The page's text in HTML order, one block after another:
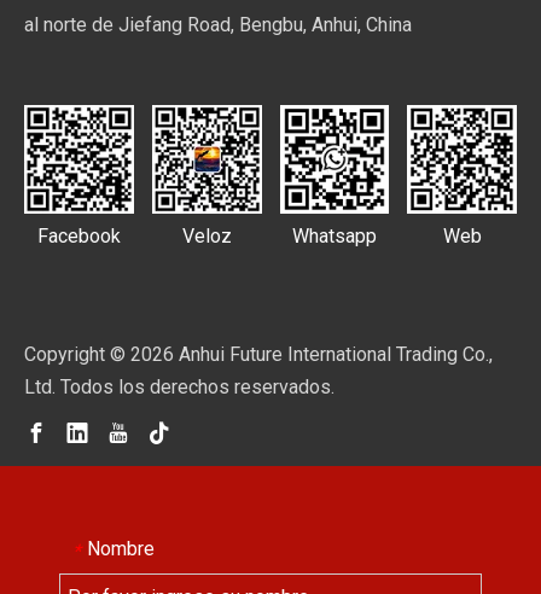
al norte de Jiefang Road, Bengbu, Anhui, China
Facebook Veloz Whatsapp Web
Copyright © 2026 Anhui Future International Trading Co.,
Ltd. Todos los derechos reservados.
* Nombre